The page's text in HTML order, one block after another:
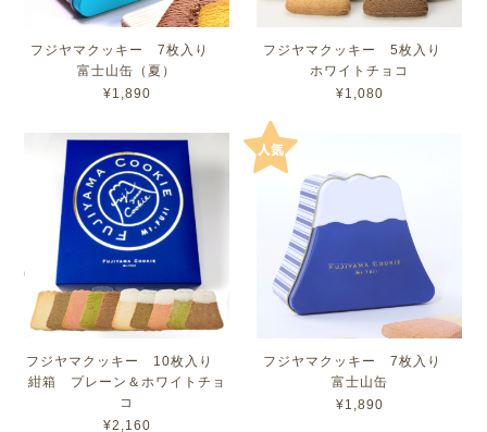
フジヤマクッキー 7枚入り
富士山缶（夏）
¥1,890
フジヤマクッキー 5枚入り
ホワイトチョコ
¥1,080
フジヤマクッキー 10枚入り
紺箱 プレーン＆ホワイトチョ
コ
¥2,160
フジヤマクッキー 7枚入り
富士山缶
¥1,890